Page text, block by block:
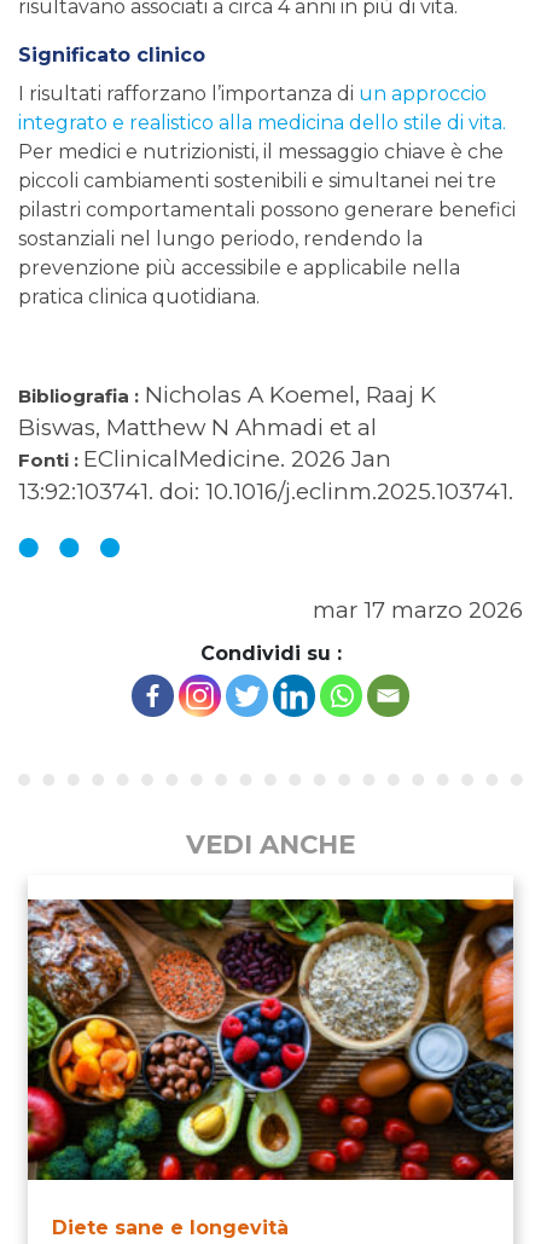
risultavano associati a circa 4 anni in più di vita.
Significato clinico
I risultati rafforzano l’importanza di un approccio
integrato e realistico alla medicina dello stile di vita.
Per medici e nutrizionisti, il messaggio chiave è che
piccoli cambiamenti sostenibili e simultanei nei tre
pilastri comportamentali possono generare benefici
sostanziali nel lungo periodo, rendendo la
prevenzione più accessibile e applicabile nella
pratica clinica quotidiana.
Bibliografia : Nicholas A Koemel, Raaj K
Biswas, Matthew N Ahmadi et al
Fonti : EClinicalMedicine. 2026 Jan
13:92:103741. doi: 10.1016/j.eclinm.2025.103741.
mar 17 marzo 2026
Condividi su :
VEDI ANCHE
Diete sane e longevità